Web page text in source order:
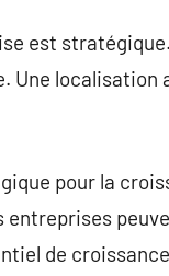
est
localisation
pour la
de